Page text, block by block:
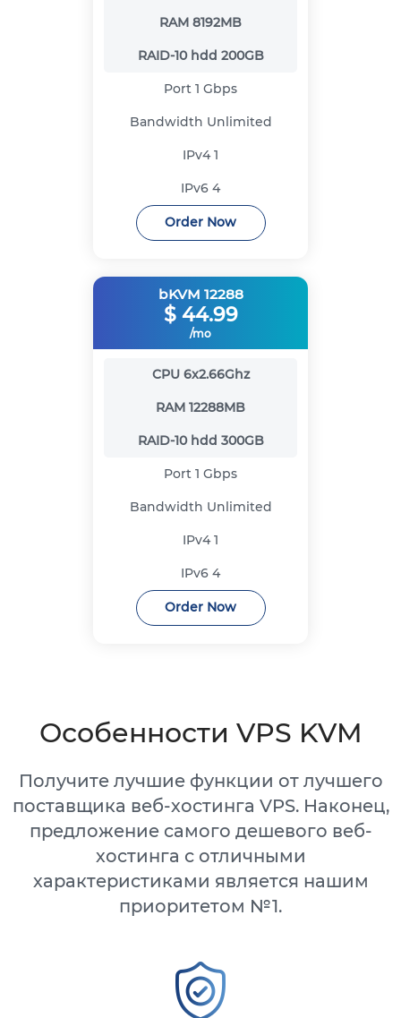
RAM 8192MB
RAID-10 hdd 200GB
Port 1 Gbps
Bandwidth Unlimited
IPv41
IPv6 4
Order Now
bKVM 12288
$ 44.99
/mo
CPU 6x2.66Ghz
RAM 12288MB
RAID-10 hdd 300GB
Port 1 Gbps
Bandwidth Unlimited
IPv41
IPv6 4
Order Now
Особенности VPS KVM
Получите лучшие функции от лучшего
поставщика веб-хостинга VPS. Наконец,
предложение самого дешевого веб-
хостинга с отличными
характеристиками является нашим
приоритетом №1.